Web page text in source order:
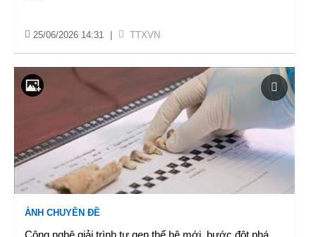
25/06/2026 14:31 TTXVN
ẢNH CHUYÊN ĐỀ
Công nghệ giải trình tự gen thế hệ mới, bước đột phá